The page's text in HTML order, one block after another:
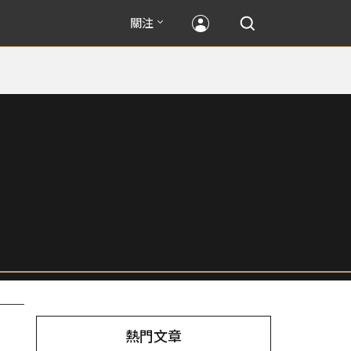
關注
熱門文章